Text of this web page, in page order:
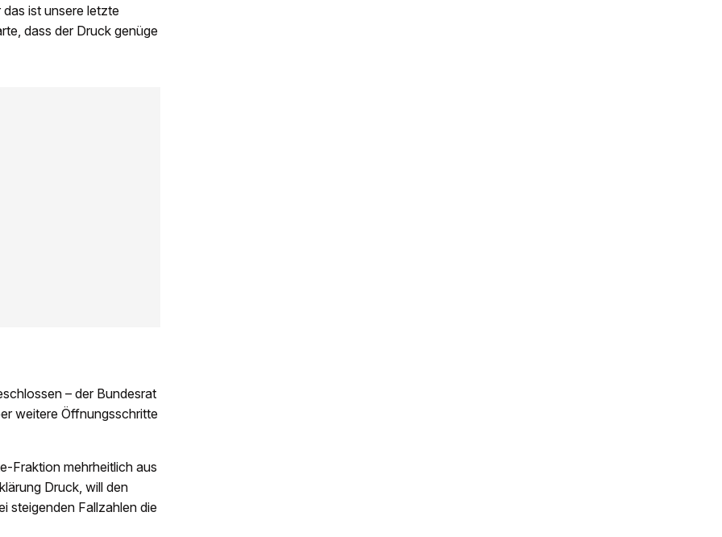
ist unsere letzte
dass der Druck genüge
– der Bundesrat
weitere Öffnungsschritte
Fraktion mehrheitlich aus
Druck, will den
steigenden Fallzahlen die